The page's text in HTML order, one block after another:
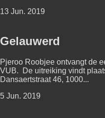
13 Jun. 2019
Gelauwerd
Pjeroo Roobjee ontvangt de
VUB. De uitreiking vindt
Dansaertstraat 46, 1000...
5 Jun. 2019